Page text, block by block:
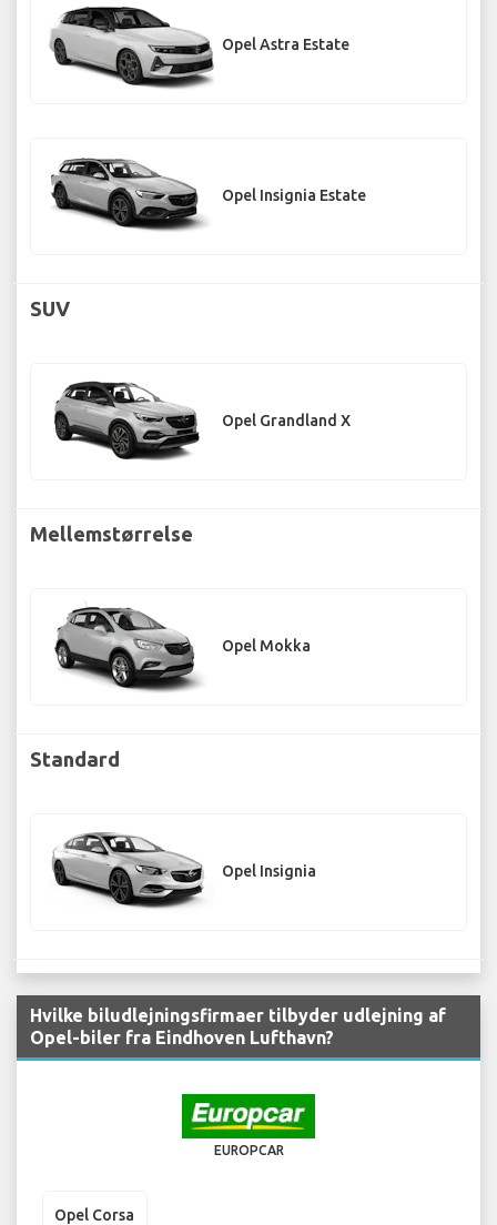
Opel Astra Estate
Opel Insignia Estate
SUV
Opel Grandland X
Mellemstørrelse
Opel Mokka
Standard
Opel Insignia
Hvilke biludlejningsfirmaer tilbyder udlejning af
Opel-biler fra Eindhoven Lufthavn?
EUROPCAR
Opel Corsa